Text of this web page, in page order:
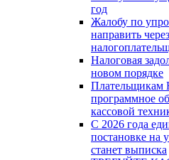
год
Жалобу по
направить
Налоговая
новом порядке
Плательщикам
программное
кассовой
С 2026 года
постановке на
станет выписка